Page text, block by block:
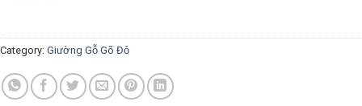
Category: Giường Gỗ Gõ Đỏ